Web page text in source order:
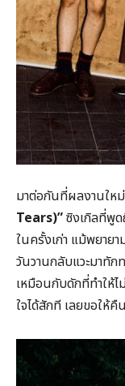
มาต่อกันที่ผลงานให
Tears)”ซิงเกิลที่พู
ในครั้งเก่า แม้พยาย
วันวานกลับแวะมาทัก
เหมือนกับดักที่ทำให้
ใจได้สักที เลยขอให้